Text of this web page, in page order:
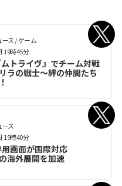
ス / ゲーム
トライヴ』でチーム対戦
ラの戦士～絆の仲間たち
19時45分
ース
用画面が国際対応
海外展開を加速
19時40分